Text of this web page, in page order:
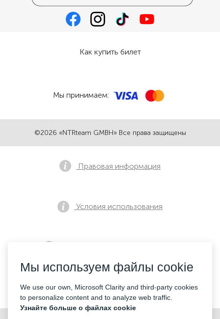
©2026 «NTRteam GMBH» Все права защищены
Как купить билет
Мы принимаем:
Правовая информация
Условия использования
Контакты
Мы используем файлы cookie
We use our own, Microsoft Clarity and third-party cookies
to personalize content and to analyze web traffic.
Узнайте больше о файлах cookie